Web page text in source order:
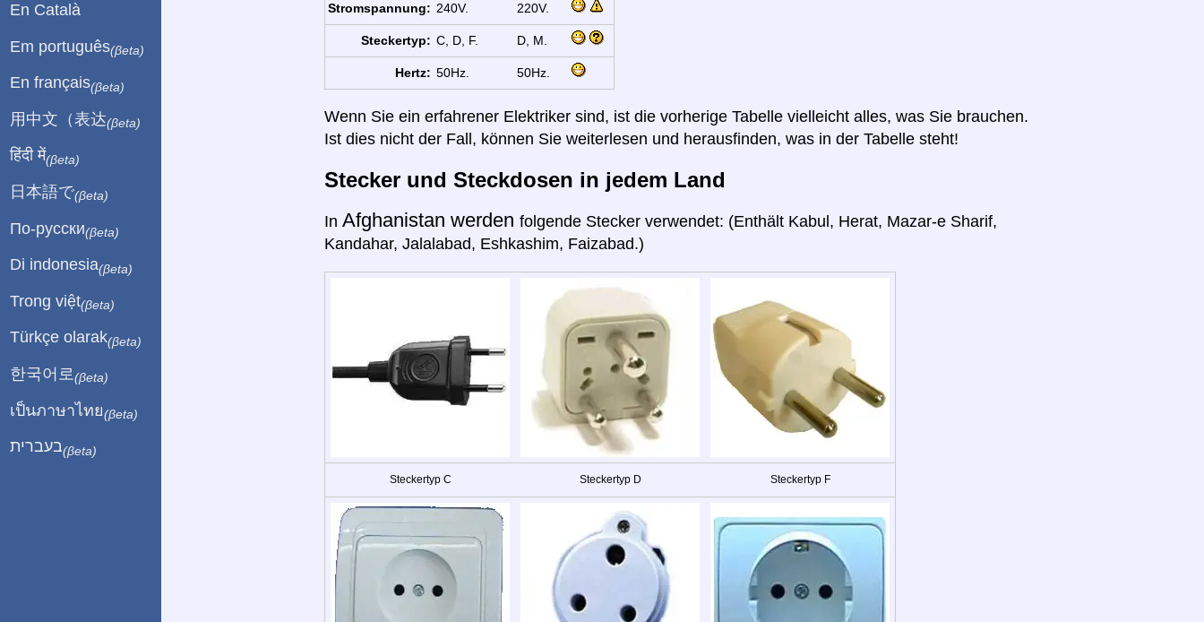
Stromspannung: 240V. 220V.
Steckertyp: C, D, F. D, M.
Hertz: 50Hz. 50Hz.
Wenn Sie ein erfahrener Elektriker sind, ist die vorherige Tabelle vielleicht alles, was Sie brauchen.
Ist dies nicht der Fall, können Sie weiterlesen und herausfinden, was in der Tabelle steht!
Stecker und Steckdosen in jedem Land
In Afghanistan werden folgende Stecker verwendet: (Enthält Kabul, Herat, Mazar-e Sharif,
Kandahar, Jalalabad, Eshkashim, Faizabad.)
Steckertyp C Steckertyp D Steckertyp F
En Català
Em português(βeta)
En français(βeta)
用中文（表达(βeta)
हिंदी में(βeta)
日本語で(βeta)
По-русски(βeta)
Di indonesia(βeta)
Trong việt(βeta)
Türkçe olarak(βeta)
한국어로 (βeta)
เป็นภาษาไทย(βeta)
בעברית(βeta)